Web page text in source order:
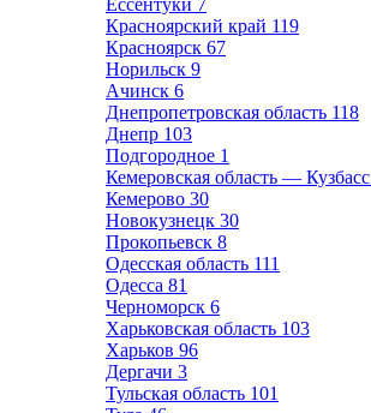
Ессентуки 7
Красноярский край 119
Красноярск 67
Норильск 9
Ачинск 6
Днепропетровская область 118
Днепр 103
Подгородное 1
Кемеровская область — Кузбасс
Кемерово 30
Новокузнецк 30
Прокопьевск 8
Одесская область 111
Одесса 81
Черноморск 6
Харьковская область 103
Харьков 96
Дергачи 3
Тульская область 101